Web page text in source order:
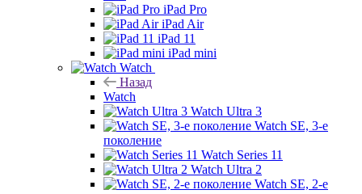
iPad Pro
iPad Air
iPad 11
iPad mini
Watch
Назад
Watch
Watch Ultra 3
Watch SE, 3-е
поколение
Watch Series 11
Watch Ultra 2
Watch SE, 2-е